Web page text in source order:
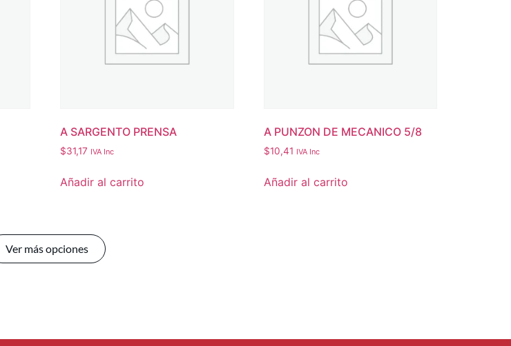
A SARGENTO PRENSA
$31,17 IVA Inc
Añadir al carrito
A PUNZON DE MECANICO 5/8
$10,41 IVA Inc
Añadir al carrito
Ver más opciones